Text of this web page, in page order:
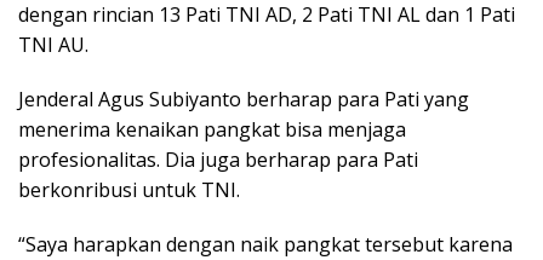
dengan rincian 13 Pati TNI AD, 2 Pati TNI AL dan 1 Pati
TNI AU.
Jenderal Agus Subiyanto berharap para Pati yang
menerima kenaikan pangkat bisa menjaga
profesionalitas. Dia juga berharap para Pati
berkonribusi untuk TNI.
“Saya harapkan dengan naik pangkat tersebut karena